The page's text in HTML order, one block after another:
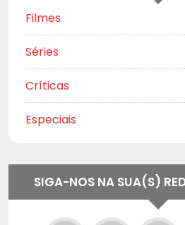
Filmes
Séries
Críticas
Especiais
SIGA-NOS NA SUA(S)